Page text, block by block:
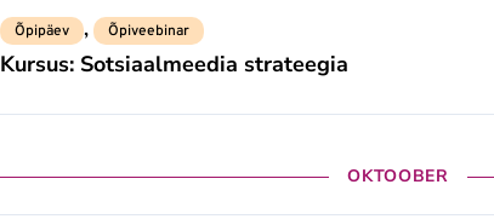
Õpipäev , Õpiveebinar
Kursus: Sotsiaalmeedia strateegia
OKTOOBER